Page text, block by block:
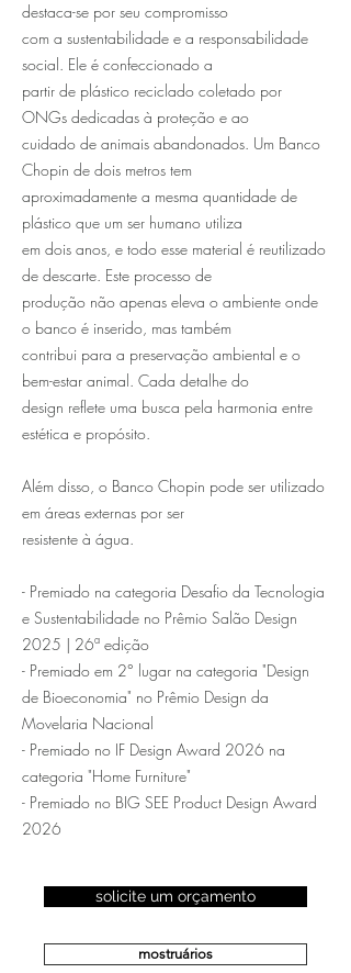
destaca-se por seu compromisso
com a sustentabilidade e a responsabilidade
social. Ele é confeccionado a
partir de plástico reciclado coletado por
ONGs dedicadas à proteção e ao
cuidado de animais abandonados. Um Banco
Chopin de dois metros tem
aproximadamente a mesma quantidade de
plástico que um ser humano utiliza
em dois anos, e todo esse material é reutilizado
de descarte. Este processo de
produção não apenas eleva o ambiente onde
o banco é inserido, mas também
contribui para a preservação ambiental e o
bem-estar animal. Cada detalhe do
design reflete uma busca pela harmonia entre
estética e propósito.
Além disso, o Banco Chopin pode ser utilizado
em áreas externas por ser
resistente à água.
- Premiado na categoria Desafio da Tecnologia
e Sustentabilidade no Prêmio Salão Design
2025 | 26ª edição
- Premiado em 2° lugar na categoria "Design
de Bioeconomia" no Prêmio Design da
Movelaria Nacional
- Premiado no IF Design Award 2026 na
categoria "Home Furniture"
- Premiado no BIG SEE Product Design Award
2026
solicite um orçamento
mostruários